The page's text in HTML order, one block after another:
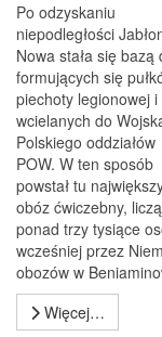
Po odzyskaniu
niepodległości
Nowa stała się bazą
formujących się
piechoty legionowej i
wcielanych do
Polskiego oddziałów
POW. W ten sposób
powstał tu
obóz ćwiczebny,
ponad trzy tysiące
wcześniej przez
obozów w
Więcej…